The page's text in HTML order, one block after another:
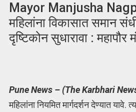
Mayor Manjusha
महिलांना विकासात समान
दृष्टिकोन सुधारावा : महापौर
Pune News – (The Karbhari
महिलांना नियमित मार्गदर्शन देण्यात